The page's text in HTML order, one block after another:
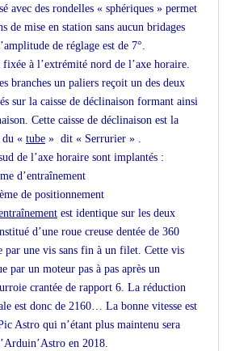
avec des rondelles « sphériques » permet
de mise en station sans aucun bridages
de réglage est de 7°.
fixée à l’extrémité nord de l’axe horaire.
branches un paliers reçoit un des deux
sur la caisse de déclinaison formant ainsi
Cette caisse de déclinaison est la
du « tube » dit « Serrurier » .
de l’axe horaire sont implantés :
d’entraînement
de positionnement
est identique sur les deux
d’une roue creuse dentée de 360
par une vis sans fin à un filet. Cette vis
par un moteur pas à pas après un
crantée de rapport 6. La réduction
est donc de 2160… La bonne vitesse est
Astro qui n’étant plus maintenu sera
Arduin’Astro en 2018.